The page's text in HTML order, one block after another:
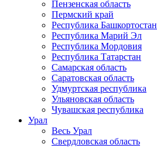
Пензенская область
Пермский край
Республика Башкортостан
Республика Марий Эл
Республика Мордовия
Республика Татарстан
Самарская область
Саратовская область
Удмуртская республика
Ульяновская область
Чувашская республика
Урал
Весь Урал
Свердловская область